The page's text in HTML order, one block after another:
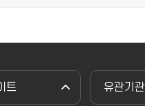
트 유관기관